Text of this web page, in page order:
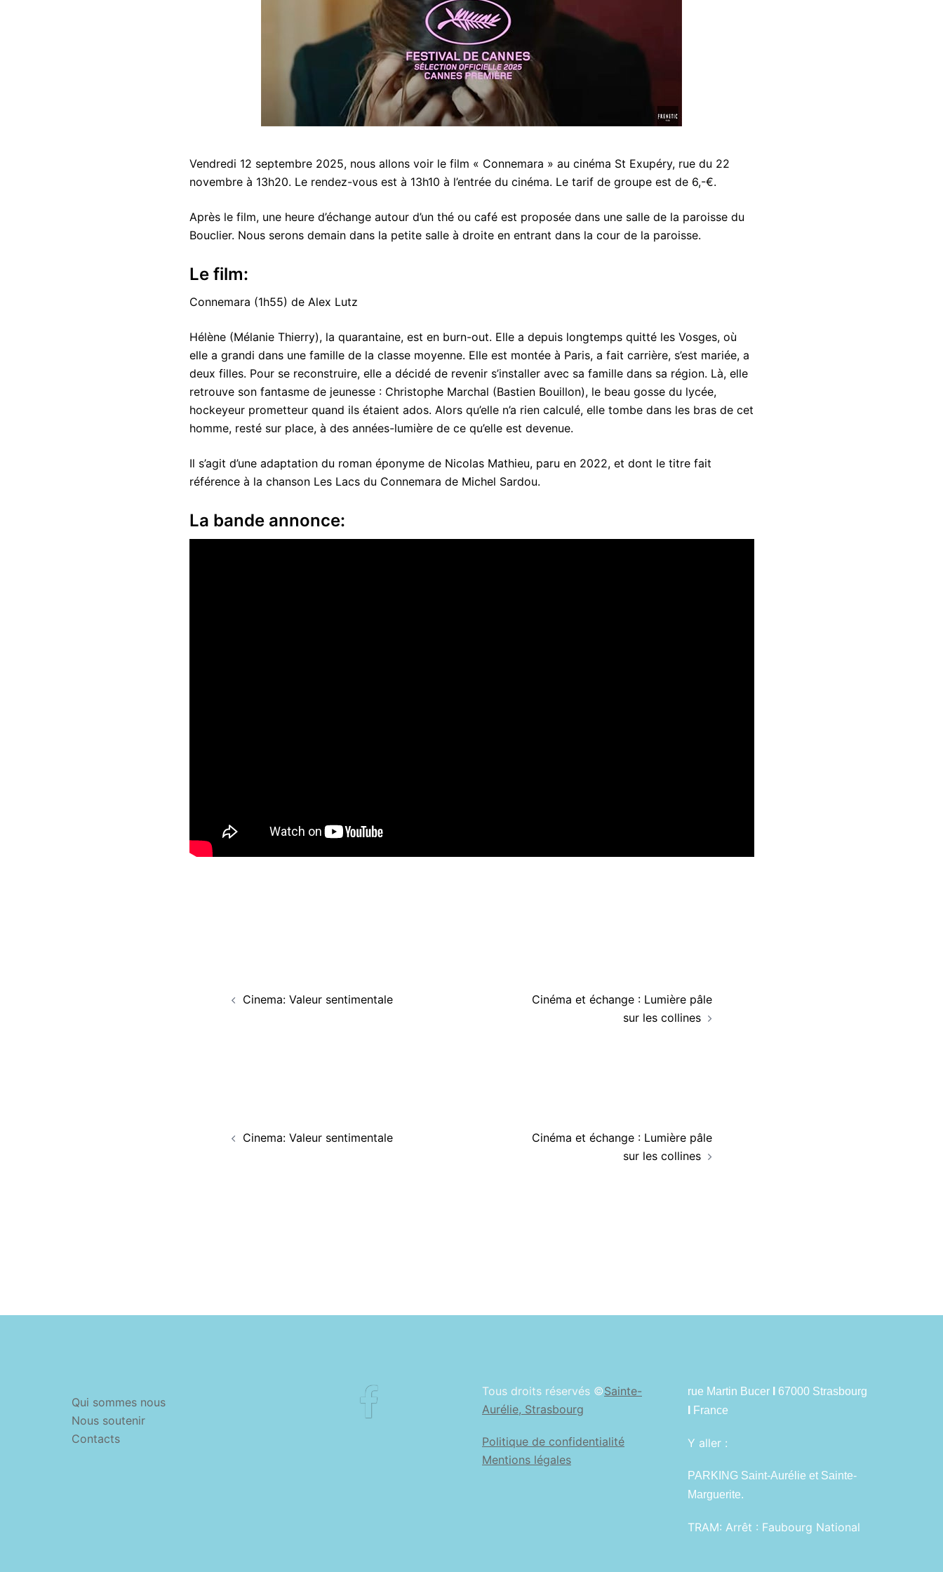
Vendredi 12 septembre 2025, nous allons voir le film « Connemara » au cinéma St Exupéry, rue du 22
novembre à 13h20. Le rendez-vous est à 13h10 à l’entrée du cinéma. Le tarif de groupe est de 6,-€.
Après le film, une heure d’échange autour d’un thé ou café est proposée dans une salle de la paroisse du
Bouclier. Nous serons demain dans la petite salle à droite en entrant dans la cour de la paroisse.
Le film:
Connemara (1h55) de Alex Lutz
Hélène (Mélanie Thierry), la quarantaine, est en burn-out. Elle a depuis longtemps quitté les Vosges, où
elle a grandi dans une famille de la classe moyenne. Elle est montée à Paris, a fait carrière, s’est mariée, a
deux filles. Pour se reconstruire, elle a décidé de revenir s’installer avec sa famille dans sa région. Là, elle
retrouve son fantasme de jeunesse : Christophe Marchal (Bastien Bouillon), le beau gosse du lycée,
hockeyeur prometteur quand ils étaient ados. Alors qu’elle n’a rien calculé, elle tombe dans les bras de cet
homme, resté sur place, à des années-lumière de ce qu’elle est devenue.
Il s’agit d’une adaptation du roman éponyme de Nicolas Mathieu, paru en 2022, et dont le titre fait
référence à la chanson Les Lacs du Connemara de Michel Sardou.
La bande annonce:
Navigation
Cinema: Valeur sentimentale
Cinéma et échange : Lumière pâle
sur les collines
Navigation
Cinema: Valeur sentimentale
Cinéma et échange : Lumière pâle
sur les collines
Qui sommes nous
Nous soutenir
Contacts
Tous droits réservés ©Sainte-
Aurélie, Strasbourg
Politique de confidentialité
Mentions légales
rue Martin Bucer
67000 Strasbourg
France
Y aller :
PARKING Saint-Aurélie et Sainte-
Marguerite.
TRAM: Arrêt : Faubourg National